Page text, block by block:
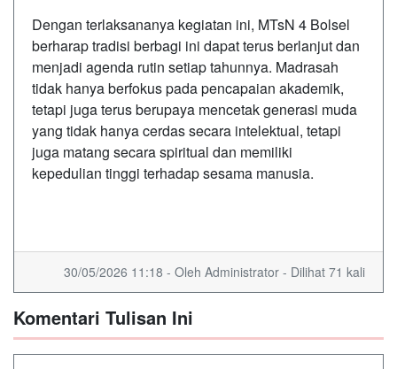
Dengan terlaksananya kegiatan ini, MTsN 4 Bolsel
berharap tradisi berbagi ini dapat terus berlanjut dan
menjadi agenda rutin setiap tahunnya. Madrasah
tidak hanya berfokus pada pencapaian akademik,
tetapi juga terus berupaya mencetak generasi muda
yang tidak hanya cerdas secara intelektual, tetapi
juga matang secara spiritual dan memiliki
kepedulian tinggi terhadap sesama manusia.
30/05/2026 11:18 - Oleh Administrator - Dilihat 71 kali
Komentari Tulisan Ini